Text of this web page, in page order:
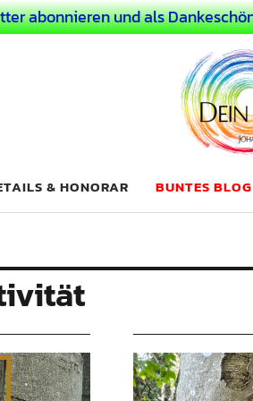
abonnieren und als
Leben
MENSCH
& HONORAR BUNTES BLOG